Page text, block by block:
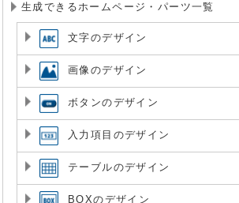
生成できるホームページ・パーツ一覧
文字のデザイン
画像のデザイン
ボタンのデザイン
入力項目のデザイン
テーブルのデザイン
BOXのデザイン